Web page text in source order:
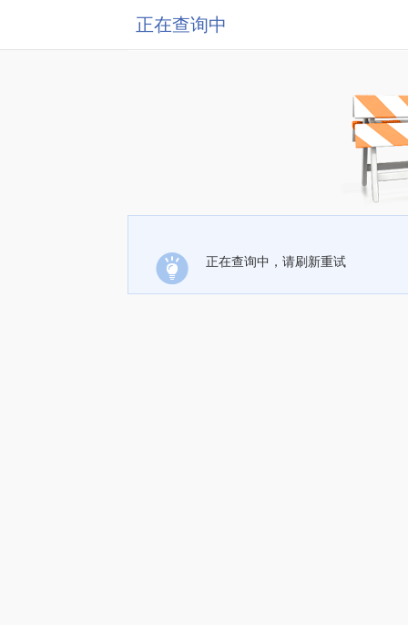
正在查询中
正在查询中，请刷新重试